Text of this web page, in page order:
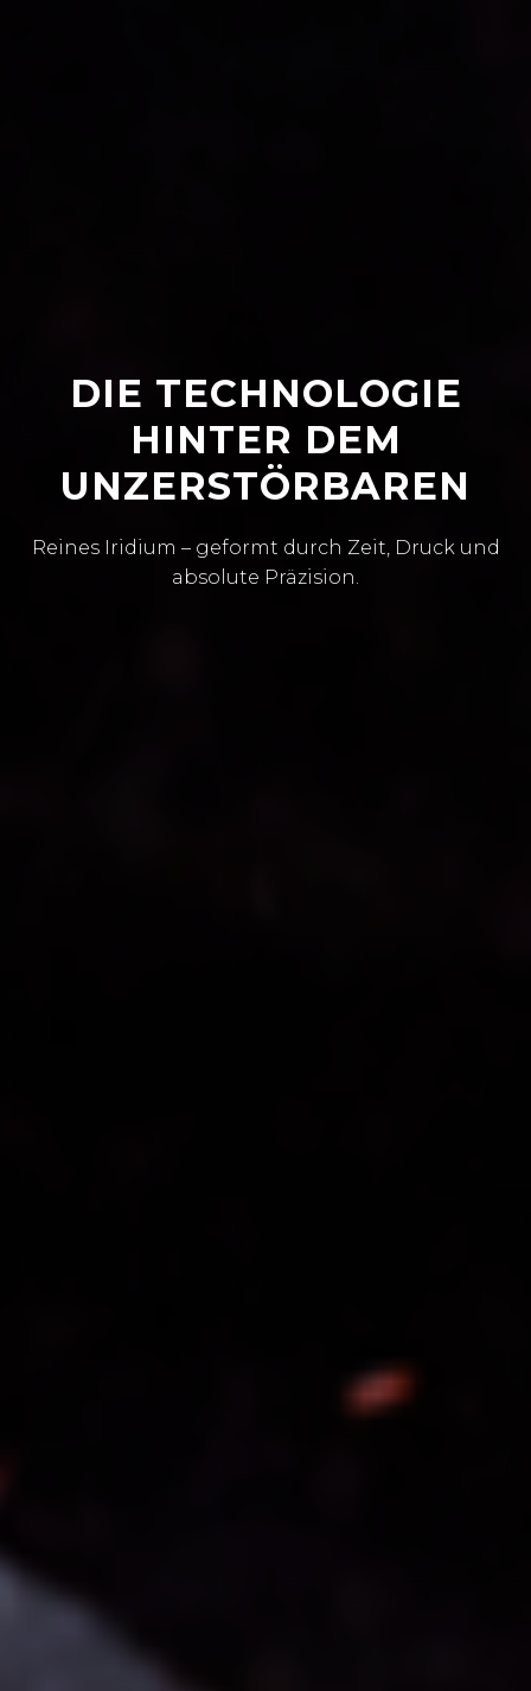
DIE TECHNOLOGIE
HINTER DEM
UNZERSTÖRBAREN
Reines Iridium – geformt durch Zeit, Druck und
absolute Präzision.